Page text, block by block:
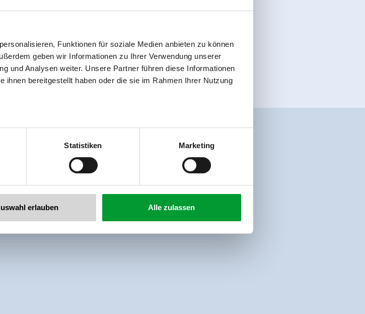
Funktionen für soziale Medien anbieten zu können
geben wir Informationen zu Ihrer Verwendung unserer
und Analysen weiter. Unsere Partner führen diese Informationen
ihnen bereitgestellt haben oder die sie im Rahmen Ihrer Nutzung
Statistiken Marketing
erlauben Alle zulassen